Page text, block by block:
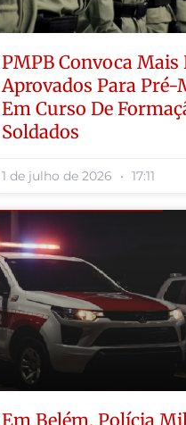
PMPB Convoca Mais
Aprovados Para
Em Curso De
Soldados
1 de julho de 2026 17:11
Em Belém, Polícia